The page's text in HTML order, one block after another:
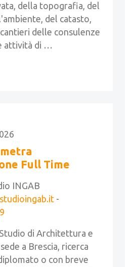
della topografia, del
del catasto,
delle consulenze
attività di …
Full Time
INGAB
-
di Architettura e
a Brescia, ricerca
o con breve